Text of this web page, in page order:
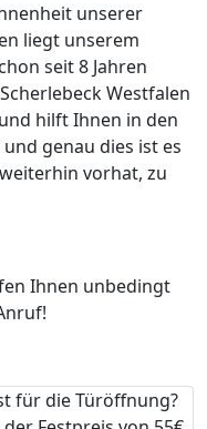
unserer
liegt unserem
seit 8 Jahren
Westfalen
hilft Ihnen in den
genau dies ist es
vorhat, zu
Ihnen unbedingt
für die Türöffnung?